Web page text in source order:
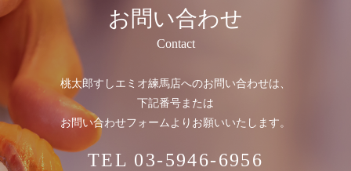
お問い合わせ
Contact
桃太郎すしエミオ練馬店へのお問い合わせは、
下記番号または
お問い合わせフォームよりお願いいたします。
TEL 03-5946-6956